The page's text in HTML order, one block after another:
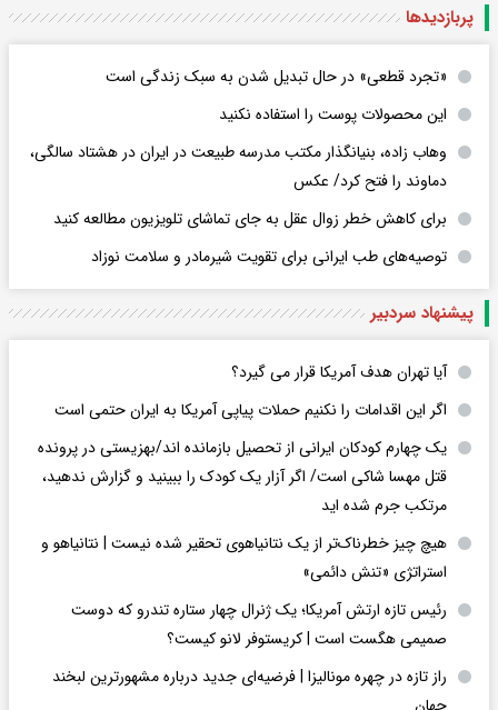
پربازدید‌ها
«تجرد قطعی» در حال تبدیل شدن به سبک زندگی است
این محصولات پوست را استفاده نکنید
وهاب زاده، بنیانگذار مکتب مدرسه طبیعت در ایران در هشتاد سالگی،
دماوند را فتح کرد/ عکس
برای کاهش خطر زوال عقل به جای تماشای تلویزیون مطالعه کنید
توصیه‌های طب ایرانی برای تقویت شیرمادر و سلامت نوزاد
پیشنهاد سردبیر
آیا تهران هدف آمریکا قرار می گیرد؟
اگر این اقدامات را نکنیم حملات پیاپی آمریکا به ایران حتمی است
یک چهارم کودکان ایرانی از تحصیل بازمانده اند/بهزیستی در پرونده
قتل مهسا شاکی است/ اگر آزار یک کودک را ببینید و گزارش ندهید،
مرتکب جرم شده اید
هیچ چیز خطرناک‌تر از یک نتانیاهوی تحقیر شده نیست | نتانیاهو و
استراتژی «تنش دائمی»
رئیس تازه ارتش آمریکا؛ یک ژنرال چهار ستاره تندرو که دوست
صمیمی هگست است | کریستوفر لانو کیست؟
راز تازه در چهره مونالیزا | فرضیه‌ای جدید درباره مشهورترین لبخند